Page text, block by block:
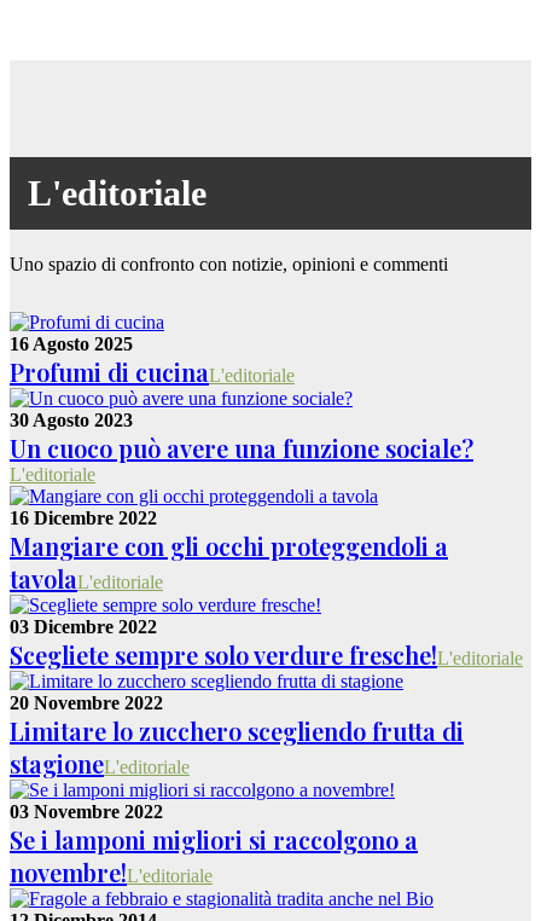
L'editoriale
Uno spazio di confronto con notizie, opinioni e commenti
16 Agosto 2025
Profumi di cucinaL'editoriale
30 Agosto 2023
Un cuoco può avere una funzione sociale?
L'editoriale
16 Dicembre 2022
Mangiare con gli occhi proteggendoli a
tavolaL'editoriale
03 Dicembre 2022
Scegliete sempre solo verdure fresche!L'editoriale
20 Novembre 2022
Limitare lo zucchero scegliendo frutta di
stagioneL'editoriale
03 Novembre 2022
Se i lamponi migliori si raccolgono a
novembre!L'editoriale